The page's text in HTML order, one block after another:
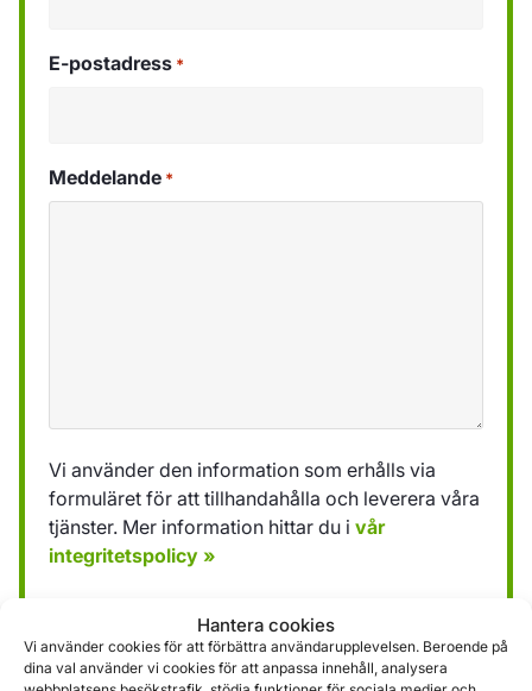
Hantera cookies
Vi använder cookies för att förbättra användarupplevelsen. Beroende på
dina val använder vi cookies för att anpassa innehåll, analysera
E-postadress *
Meddelande *
Vi använder den information som erhålls via
formuläret för att tillhandahålla och leverera våra
tjänster. Mer information hittar du i vår
integritetspolicy »